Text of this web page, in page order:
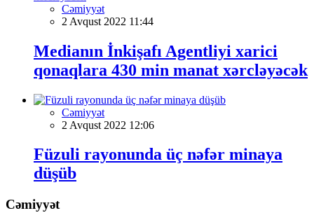
Cəmiyyət
2 Avqust 2022 11:44
Medianın İnkişafı Agentliyi xarici
qonaqlara 430 min manat xərcləyəcək
Cəmiyyət
2 Avqust 2022 12:06
Füzuli rayonunda üç nəfər minaya
düşüb
Cəmiyyət